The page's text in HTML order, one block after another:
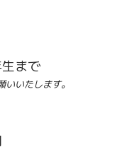
まで
いたします。